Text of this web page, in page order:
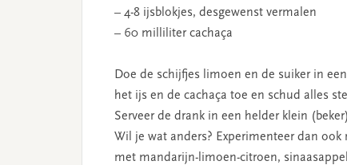
– 4-8 ijsblokjes, desgewenst vermalen
– 60 milliliter cachaça
Doe de schijfjes limoen en de suiker in
het ijs en de cachaça toe en schud alles
Serveer de drank in een helder klein
Wil je wat anders? Experimenteer dan
met mandarijn-limoen-citroen,